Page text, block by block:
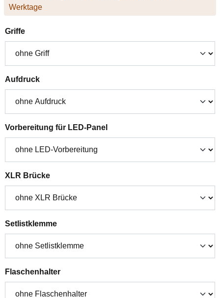
Werktage
Griffeauswählen
Aufdruckauswählen
Vorbereitung für LED-Panelauswählen
XLR Brückeauswählen
Setlistklemmeauswählen
Flaschenhalterauswählen